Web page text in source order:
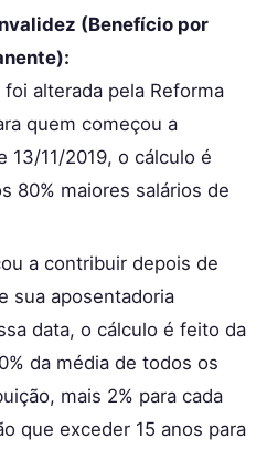
(Benefício por
alterada pela Reforma
quem começou a
13/11/2019, o cálculo é
80% maiores salários de
a contribuir depois de
sua aposentadoria
data, o cálculo é feito da
da média de todos os
mais 2% para cada
que exceder 15 anos para